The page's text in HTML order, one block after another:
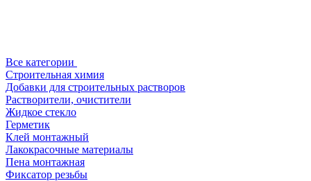
Все категории
Строительная химия
Добавки для строительных растворов
Растворители, очистители
Жидкое стекло
Герметик
Клей монтажный
Лакокрасочные материалы
Пена монтажная
Фиксатор резьбы